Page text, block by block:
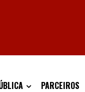
PARCEIROS